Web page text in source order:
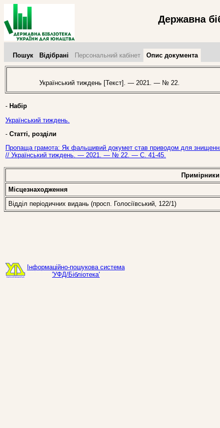
Державна
Пошук Відібрані Персональний кабінет Опис документа
Український тиждень [Текст]. — 2021. — № 22.
- Набір
Український тиждень.
- Статті, розділи
Пропаща грамота: Як фальшивий докумет став приводом для
// Український тиждень. — 2021. — № 22. — С. 41-45.
Примірники
Місцезнаходження
Відділ періодичних видань (просп. Голосіївський, 122/1)
Інформаційно-пошукова система
'УФД/Бібліотека'